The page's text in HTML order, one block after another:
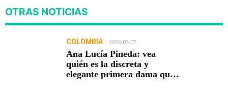
OTRAS NOTICIAS
COLOMBIA 2026-08-07
Ana Lucía Pineda: vea
quién es la discreta y
elegante primera dama que